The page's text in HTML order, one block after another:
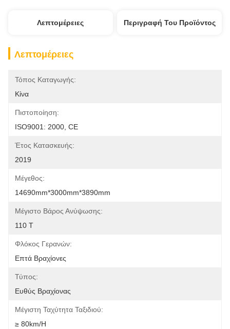
Λεπτομέρειες Περιγραφή Του Προϊόντος
Λεπτομέρειες
Τόπος Καταγωγής:
Κίνα
Πιστοποίηση:
ISO9001: 2000, CE
Έτος Κατασκευής:
2019
Μέγεθος:
14690mm*3000mm*3890mm
Μέγιστο Βάρος Ανύψωσης:
110 Τ
Φλόκος Γερανών:
Επτά Βραχίονες
Τύπος:
Ευθύς Βραχίονας
Μέγιστη Ταχύτητα Ταξιδιού:
≥ 80km/h